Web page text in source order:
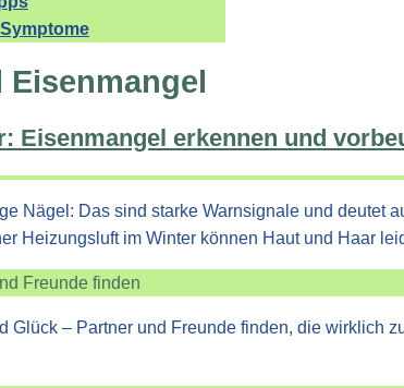
Eisenmangel
Eisenmangel erkennen und
Nägel: Das sind starke Warnsignale und deutet
Heizungsluft im Winter können Haut und Haar
Freunde finden
Glück – Partner und Freunde finden, die wirklich